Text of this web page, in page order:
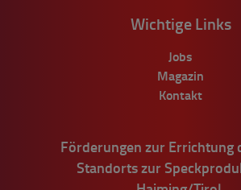
Wichtige Links
Jobs
Magazin
Kontakt
Förderungen zur Errichtung
Standorts zur